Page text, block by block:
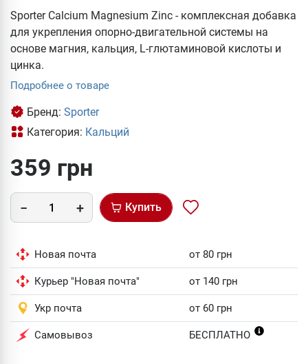
Sporter Calcium Magnesium Zinc - комплексная добавка
для укрепления опорно-двигательной системы на
основе магния, кальция, L-глютаминовой кислоты и
цинка.
Подробнее о товаре
Бренд: Sporter
Категория: Кальций
359 грн
Купить
Новая почта от 80 грн
Курьер "Новая почта" от 140 грн
Укр почта от 60 грн
Самовывоз БЕСПЛАТНО